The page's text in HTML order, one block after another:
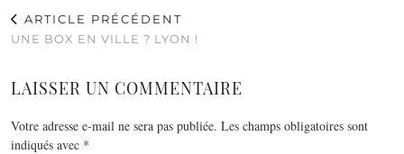
ARTICLE PRÉCÉDENT
UNE BOX EN VILLE ? LYON !
LAISSER UN COMMENTAIRE
Votre adresse e-mail ne sera pas publiée. Les champs obligatoires sont
indiqués avec *